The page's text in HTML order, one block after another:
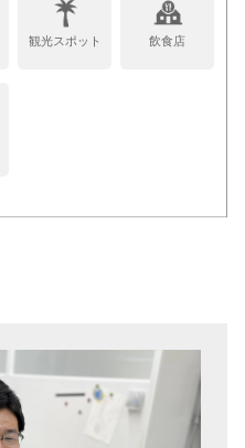
観光スポット 飲食店